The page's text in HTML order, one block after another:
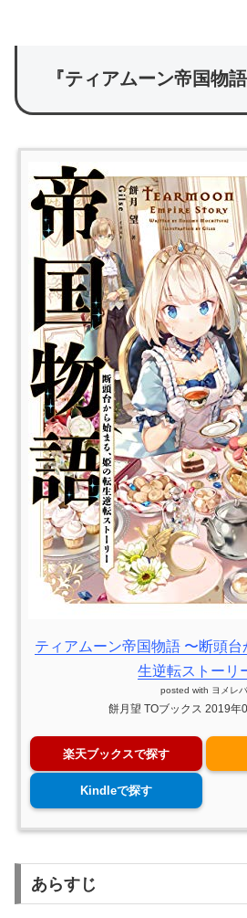
『ティアムーン帝国物
ティアムーン帝国物語 〜断頭
生逆転ストーリ
posted with ヨメレバ
餅月望 TOブックス 2019年
楽天ブックスで探す
Kindleで探す
あらすじ